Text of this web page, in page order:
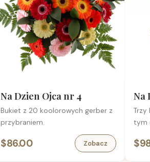
Na Dzien Ojca nr 4
Bukiet z 20 koolorowych gerber z
przybraniem.
$86.00 Zobacz
Na
Trzy
tym